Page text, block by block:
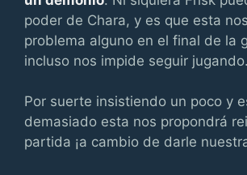
poder de Chara, y es que esta
problema alguno en el final de la
incluso nos impide seguir jugando.
Por suerte insistiendo un poco y
demasiado esta nos propondrá
partida ¡a cambio de darle